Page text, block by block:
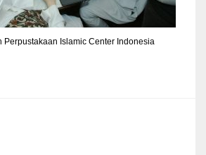
Perpustakaan Islamic Center Indonesia